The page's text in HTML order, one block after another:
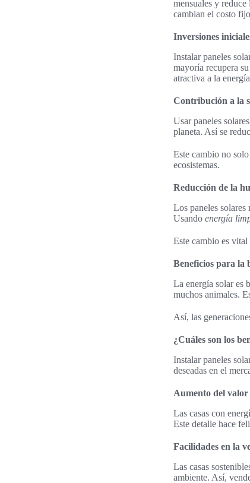
mensuales y
cambian el costo
Inversiones
Instalar paneles
mayoría recupera
atractiva a la
Contribución a la
Usar paneles
planeta. Así se
Este cambio no
ecosistemas.
Reducción de la
Los paneles solares
Usando energía
Este cambio es
Beneficios para la
La energía solar es
muchos animales.
Así, las
¿Cuáles son los
Instalar paneles
deseadas en el
Aumento del
Las casas con
Este detalle hace
Facilidades en la
Las casas
ambiente. Así,